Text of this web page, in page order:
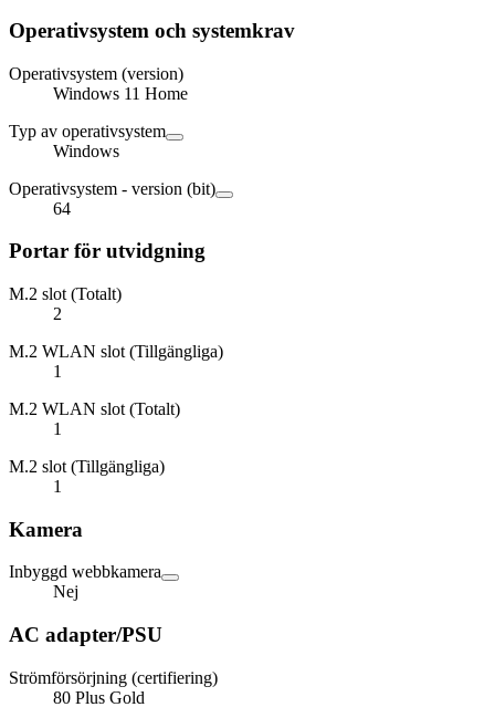
Operativsystem och systemkrav
Operativsystem (version)
Windows 11 Home
Typ av operativsystem
Windows
Operativsystem - version (bit)
64
Portar för utvidgning
M.2 slot (Totalt)
2
M.2 WLAN slot (Tillgängliga)
1
M.2 WLAN slot (Totalt)
1
M.2 slot (Tillgängliga)
1
Kamera
Inbyggd webbkamera
Nej
AC adapter/PSU
Strömförsörjning (certifiering)
80 Plus Gold